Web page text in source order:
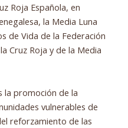
Roja Española, en
la Media Luna
de Vida de la Federación
Cruz Roja y de la Media
la promoción de la
vulnerables de
reforzamiento de las